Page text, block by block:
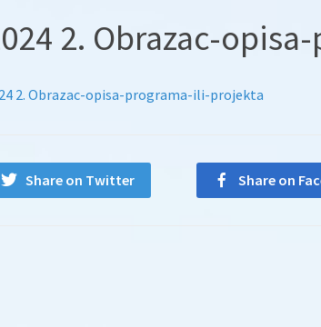
2. Obrazac-
2. Obrazac-opisa-programa-ili-projekta
Share on Twitter Share on